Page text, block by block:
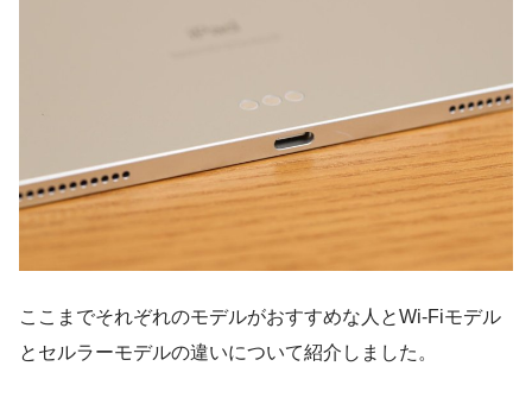
ここまでそれぞれのモデルがおすすめな人とWi-Fiモデル
とセルラーモデルの違いについて紹介しました。